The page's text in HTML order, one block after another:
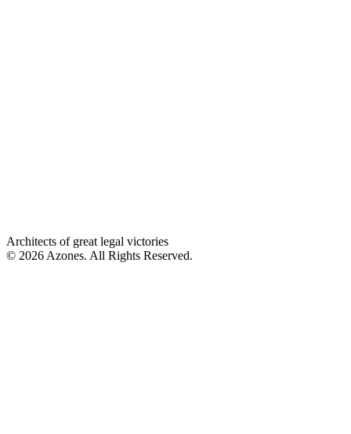
Architects of great legal victories
© 2026 Azones. All Rights Reserved.